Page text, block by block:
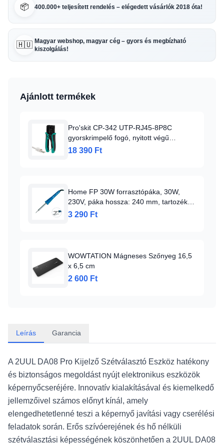
📦 400.000+ teljesített rendelés – elégedett vásárlók 2018 óta!
🇭🇺 Magyar webshop, magyar cég – gyors és megbízható
kiszolgálás!
Ajánlott termékek
Pro'skit CP-342 UTP-RJ45-8P8C
gyorskrimpelő fogó, nyitott végű
dugókhoz, biztonsági zár, gyors
18 390 Ft
Home FP 30W forrasztópáka, 30W,
230V, páka hossza: 240 mm, tartozék
asztali támaszték, minőségi
3 290 Ft
WOWTATION Mágneses Szőnyeg 16,5
x 6,5 cm
2 600 Ft
Leírás Garancia
A 2UUL DA08 Pro Kijelző Szétválasztó Eszköz hatékony
és biztonságos megoldást nyújt elektronikus eszközök
képernyőcseréjére. Innovatív kialakításával és kiemelkedő
jellemzőivel számos előnyt kínál, amely
elengedhetetlenné teszi a képernyő javítási vagy cserélési
feladatok során. Erős szívóerejének és hő nélküli
szétválasztási képességének köszönhetően a 2UUL DA08